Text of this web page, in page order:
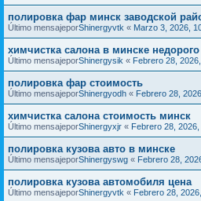
полировка фар минск заводской
Último mensajeporShinergyvtk « Marzo 3, 2026,
химчистка салона в минске недорого
Último mensajeporShinergysik « Febrero 28,
полировка фар стоимость
Último mensajeporShinergyodh « Febrero 28,
химчистка салона стоимость минск
Último mensajeporShinergyxjr « Febrero 28,
полировка кузова авто в минске
Último mensajeporShinergyswg « Febrero 28,
полировка кузова автомобиля цена
Último mensajeporShinergyvtk « Febrero 28,